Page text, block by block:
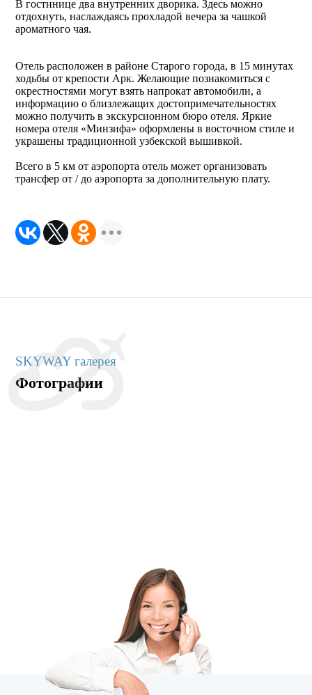
В гостинице два внутренних дворика. Здесь можно
отдохнуть, наслаждаясь прохладой вечера за чашкой
ароматного чая.
Отель расположен в районе Старого города, в 15 минутах
ходьбы от крепости Арк. Желающие познакомиться с
окрестностями могут взять напрокат автомобили, а
информацию о близлежащих достопримечательностях
можно получить в экскурсионном бюро отеля. Яркие
номера отеля «Минзифа» оформлены в восточном стиле и
украшены традиционной узбекской вышивкой.
Всего в 5 км от аэропорта отель может организовать
трансфер от / до аэропорта за дополнительную плату.
SKYWAY галерея
Фотографии